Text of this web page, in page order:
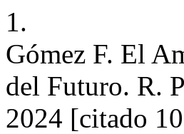
1.
Gómez F. El
del Futuro. R.
2024 [citado